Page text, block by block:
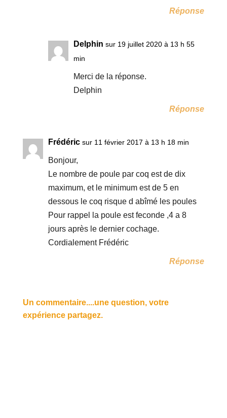
Réponse
Delphin sur 19 juillet 2020 à 13 h 55
min
Merci de la réponse.
Delphin
Réponse
Frédéric sur 11 février 2017 à 13 h 18 min
Bonjour,
Le nombre de poule par coq est de dix
maximum, et le minimum est de 5 en
dessous le coq risque d abîmé les poules
Pour rappel la poule est feconde ,4 a 8
jours après le dernier cochage.
Cordialement Frédéric
Réponse
Un commentaire....une question, votre
expérience partagez.